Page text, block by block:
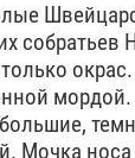
собратьев
Мочка носа